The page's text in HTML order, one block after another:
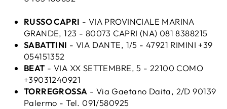
RUSSO CAPRI - VIA PROVINCIALE MARINA
GRANDE, 123 - 80073 CAPRI (NA) 081 8388215
SABATTINI - VIA DANTE, 1/5 - 47921 RIMINI +39
054151352
BEAT - VIA XX SETTEMBRE, 5 - 22100 COMO
+39031240921
TORREGROSSA - Via Gaetano Daita, 2/D 90139
Palermo - Tel. 091/580925